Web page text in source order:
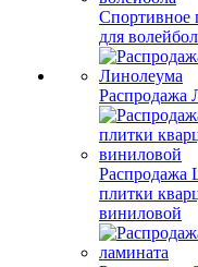
Спортивное
для
Распродажа
Распродажа
плитки
виниловой